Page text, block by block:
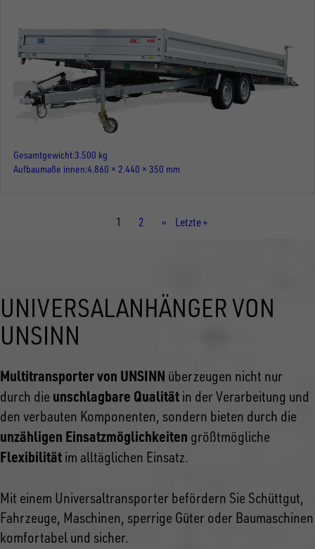
Gesamtgewicht3.500 kg
Aufbaumaße innen 4.860 × 2.440 × 350 mm
Aktuelle
1 Seite
2
Nächste
››
Letzte
Letzte »
UNIVERSALANHÄNGER VON
UNSINN
Multitransporter von UNSINN überzeugen nicht nur
durch die unschlagbare Qualität in der Verarbeitung und
den verbauten Komponenten, sondern bieten durch die
unzähligen Einsatzmöglichkeiten größtmögliche
Flexibilität im alltäglichen Einsatz.
Mit einem Universaltransporter befördern Sie Schüttgut,
Fahrzeuge, Maschinen, sperrige Güter oder Baumaschinen
komfortabel und sicher.